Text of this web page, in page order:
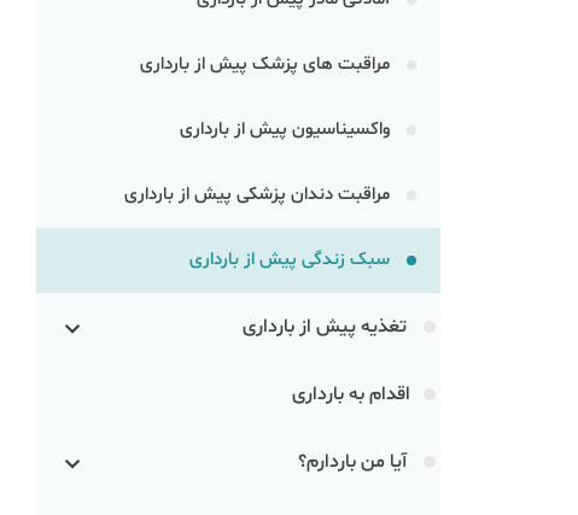
مراقبت های پزشک پیش از بارداری
واکسیناسیون پیش از بارداری
مراقبت دندان پزشکی پیش از بارداری
سبک زندگی پیش از بارداری
تغذیه پیش از بارداری
اقدام به بارداری
آیا من باردارم؟